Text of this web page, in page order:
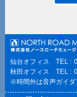
仙台オフィス TEL :
秋田オフィス TEL :
※時間外は音声ガイダ